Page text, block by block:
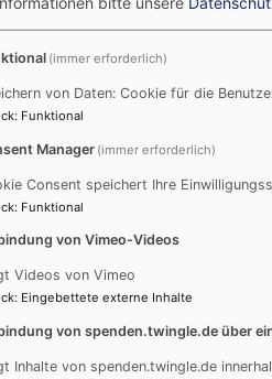
Obmann Torsten
Markus Werthner.
Musik Posaunenchor
Podcast „kurz &gut“
(immer erforderlich)
von Daten: Cookie für die
: Funktional
Manager (immer erforderlich)
Consent speichert Ihre
: Funktional
von Vimeo-Videos
Videos von Vimeo
: Eingebettete externe Inhalte
von spenden.twingle.de über
Inhalte von spenden.twingle.de